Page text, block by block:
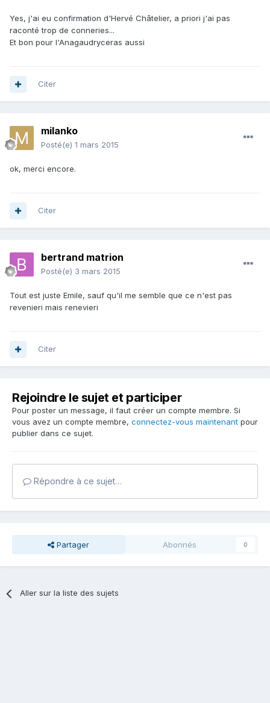
Yes, j'ai eu confirmation d'Hervé Châtelier, a priori j'ai pas
raconté trop de conneries...
Et bon pour l'Anagaudryceras aussi
Citer
milanko
Posté(e) 1 mars 2015
ok, merci encore.
Citer
bertrand matrion
Posté(e) 3 mars 2015
Tout est juste Emile, sauf qu'il me semble que ce n'est pas
revenieri mais renevieri
Citer
Rejoindre le sujet et participer
Pour poster un message, il faut créer un compte membre. Si
vous avez un compte membre, connectez-vous maintenant pour
publier dans ce sujet.
Répondre à ce sujet…
Partager Abonnés 0
Aller sur la liste des sujets